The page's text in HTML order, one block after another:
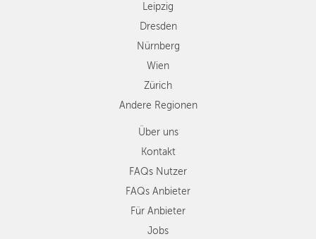
Leipzig
Dresden
Nürnberg
Wien
Zürich
Andere Regionen
Über uns
Kontakt
FAQs Nutzer
FAQs Anbieter
Für Anbieter
Jobs